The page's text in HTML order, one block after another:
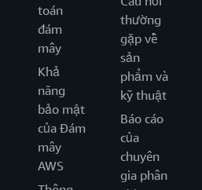
toán
đám
mây
Khả
năng
bảo mật
của Đám
mây
AWS
thường
gặp về
sản
phẩm và
kỹ thuật
Báo cáo
của
chuyên
gia phân